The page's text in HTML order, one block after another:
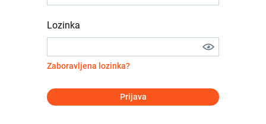
Lozinka
Zaboravljena lozinka?
Prijava